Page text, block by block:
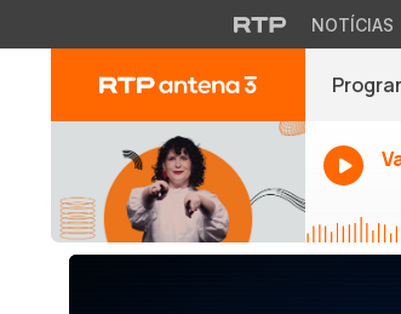
NOTÍCIAS